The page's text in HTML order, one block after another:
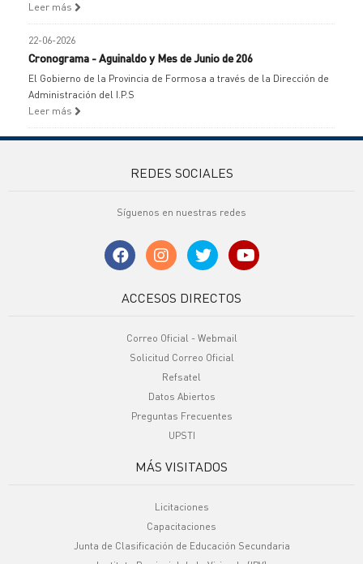
Leer más
22-06-2026
Cronograma - Aguinaldo y Mes de Junio de 206
El Gobierno de la Provincia de Formosa a través de la Dirección de
Administración del I.P.S
Leer más
REDES SOCIALES
Síguenos en nuestras redes
ACCESOS DIRECTOS
Correo Oficial - Webmail
Solicitud Correo Oficial
Refsatel
Datos Abiertos
Preguntas Frecuentes
UPSTI
MÁS VISITADOS
Licitaciones
Capacitaciones
Junta de Clasificación de Educación Secundaria